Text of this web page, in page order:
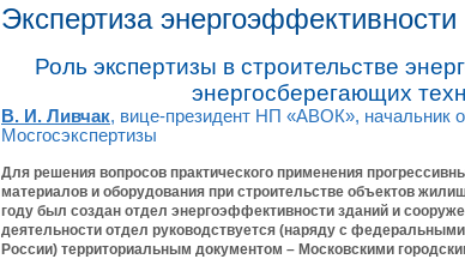
Экспертиза энергоэффективности
Роль экспертизы в строительстве
энергосберегающих
В. И. Ливчак, вице-президент НП «АВОК», начальник
Мосгосэкспертизы
Для решения вопросов практического применения
материалов и оборудования при строительстве объектов
году был создан отдел энергоэффективности зданий и
деятельности отдел руководствуется (наряду с
России) территориальным документом – Московскими